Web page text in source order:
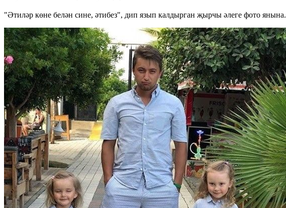
"Әтиләр көне белән сине, әтибез", дип язып калдырган җырчы әлеге фото янына.